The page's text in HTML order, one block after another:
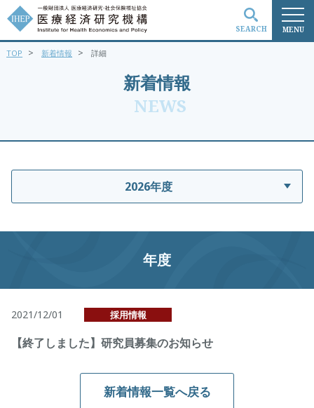
MENU
SEARCH
新着情報
NEWS
TOP > 新着情報 > 詳細
2026年度
年度
2021/12/01 採用情報
【終了しました】研究員募集のお知らせ
新着情報一覧へ戻る